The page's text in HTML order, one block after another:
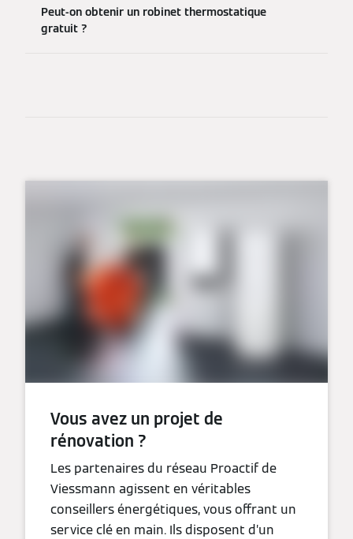
Peut-on obtenir un robinet thermostatique
gratuit ?
Vous avez un projet de
rénovation ?
Les partenaires du réseau Proactif de
Viessmann agissent en véritables
conseillers énergétiques, vous offrant un
service clé en main. Ils disposent d’un